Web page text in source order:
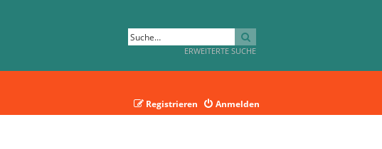
ERWEITERTE SUCHE
Anmelden
Registrieren